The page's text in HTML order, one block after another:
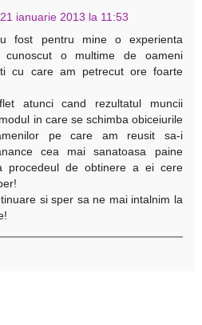
21 ianuarie 2013 la 11:53
fost pentru mine o experienta
cunoscut o multime de oameni
cu care am petrecut ore foarte
atunci cand rezultatul muncii
in care se schimba obiceiurile
pe care am reusit sa-i
cea mai sanatoasa paine
procedeul de obtinere a ei cere
si sper sa ne mai intalnim la